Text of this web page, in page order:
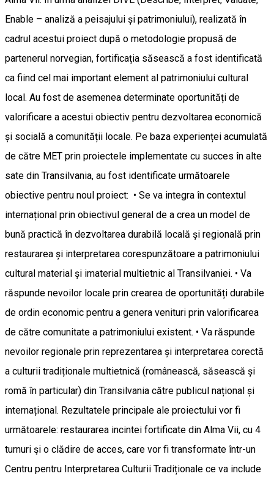
Enable – analiză a peisajului și patrimoniului), realizată în
cadrul acestui proiect după o metodologie propusă de
partenerul norvegian, fortificația săsească a fost identificată
ca fiind cel mai important element al patrimoniului cultural
local. Au fost de asemenea determinate oportunități de
valorificare a acestui obiectiv pentru dezvoltarea economică
și socială a comunității locale. Pe baza experienței acumulată
de către MET prin proiectele implementate cu succes în alte
sate din Transilvania, au fost identificate următoarele
obiective pentru noul proiect: • Se va integra în contextul
internațional prin obiectivul general de a crea un model de
bună practică în dezvoltarea durabilă locală și regională prin
restaurarea și interpretarea corespunzătoare a patrimoniului
cultural material și imaterial multietnic al Transilvaniei. • Va
răspunde nevoilor locale prin crearea de oportunități durabile
de ordin economic pentru a genera venituri prin valorificarea
de către comunitate a patrimoniului existent. • Va răspunde
nevoilor regionale prin reprezentarea și interpretarea corectă
a culturii tradiționale multietnică (românească, săsească și
romă în particular) din Transilvania către publicul național și
internațional. Rezultatele principale ale proiectului vor fi
următoarele: restaurarea incintei fortificate din Alma Vii, cu 4
turnuri şi o clădire de acces, care vor fi transformate într-un
Centru pentru Interpretarea Culturii Tradiționale ce va include